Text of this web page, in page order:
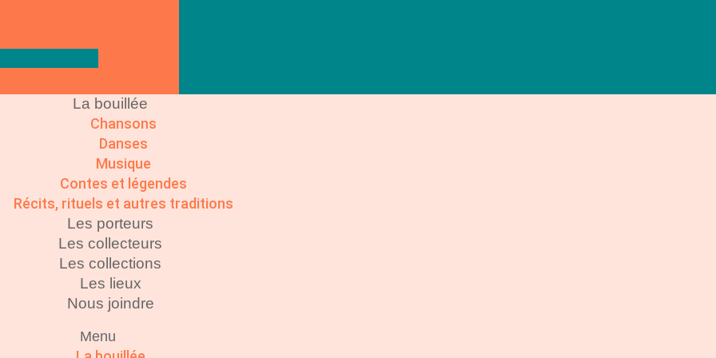
La bouillée
Chansons
Danses
Musique
Contes et légendes
Récits, rituels et autres traditions
Les porteurs
Les collecteurs
Les collections
Les lieux
Nous joindre
Menu